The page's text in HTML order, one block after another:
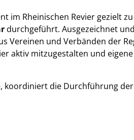
im Rheinischen Revier gezielt
durchgeführt. Ausgezeichnet
Vereinen und Verbänden der
aktiv mitzugestalten und
die Durchführung